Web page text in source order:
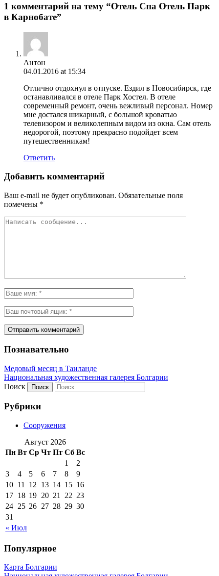
1 комментарий на тему “Отель Спа Отель Парк
в Карнобате”
Антон
04.01.2016 at 15:34
Отлично отдохнул в отпуске. Ездил в Новосибирск, где
останавливался в отеле Парк Хостел. В отеле
современный ремонт, очень вежливый персонал. Номер
мне достался шикарный, с большой кроватью
телевизором и великолепным видом из окна. Сам отель
недорогой, поэтому прекрасно подойдет всем
путешественникам!
Ответить
Добавить комментарий
Ваш e-mail не будет опубликован. Обязательные поля
помечены *
Познавательно
Медовый месяц в Таиланде
Национальная художественная галерея Болгарии
Поиск
Рубрики
Сооружения
Август 2026
Пн Вт Ср Чт Пт Сб Вс
« Июл
1
2
3
4 5 6 7 8
9
10 11 12 13 14 15 16
17 18 19 20 21 22 23
24 25 26 27 28 29 30
31
Популярное
Карта Болгарии